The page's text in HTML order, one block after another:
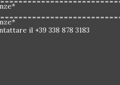
il +39 338 878 3183